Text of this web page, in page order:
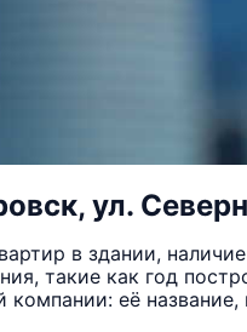
ул.
в здании,
такие как год
её название,